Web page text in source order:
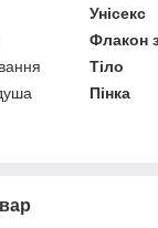
Унісекс
Флакон
Тіло
Пінка